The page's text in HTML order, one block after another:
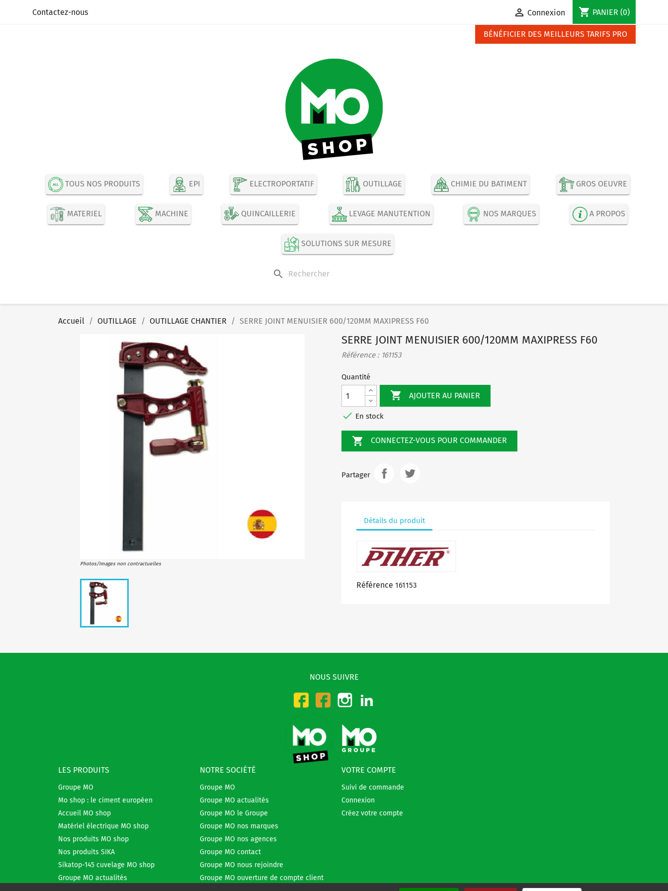
Contactez-nous  Connexion shopping_cart PANIER (0)
BÉNÉFICIER DES MEILLEURS TARIFS PRO
TOUS NOS PRODUITS EPI ELECTROPORTATIF OUTILLAGE CHIMIE DU BATIMENT GROS OEUVRE
MATERIEL MACHINE QUINCAILLERIE LEVAGE MANUTENTION NOS MARQUES A PROPOS
SOLUTIONS SUR MESURE
search
Accueil OUTILLAGE OUTILLAGE CHANTIER SERRE JOINT MENUISIER 600/120MM MAXIPRESS F60
Photos/Images non contractuelles
SERRE JOINT MENUISIER 600/120MM MAXIPRESS F60
Référence : 161153
Quantité
 AJOUTER AU PANIER
 En stock
 CONNECTEZ-VOUS POUR COMMANDER
Partager
Détails du produit
Référence 161153
NOUS SUIVRE
Facebook-CMO
Facebook-DMO
Instagram
LES PRODUITS
Groupe MO
Mo shop : le ciment européen
Accueil MO shop
Matériel électrique MO shop
Nos produits MO shop
Nos produits SIKA
Sikatop-145 cuvelage MO shop
Groupe MO actualités
NOTRE SOCIÉTÉ
Groupe MO
Groupe MO actualités
Groupe MO le Groupe
Groupe MO nos marques
Groupe MO nos agences
Groupe MO contact
Groupe MO nous rejoindre
Groupe MO ouverture de compte client
VOTRE COMPTE
Suivi de commande
Connexion
Créez votre compte